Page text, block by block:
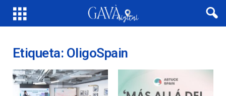
Etiqueta: OligoSpain